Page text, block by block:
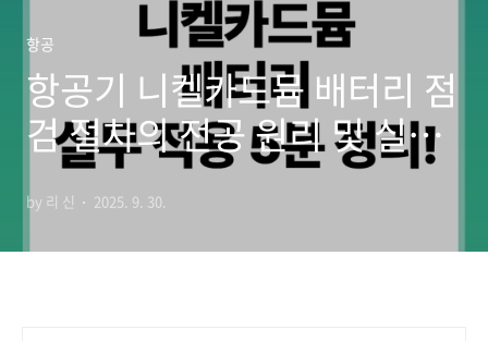
항공
항공기 니켈카드뮴 배터리 점
검 절차의 전공 원리 및 실무
적용 5분 정리!
by 리 신 2025. 9. 30.